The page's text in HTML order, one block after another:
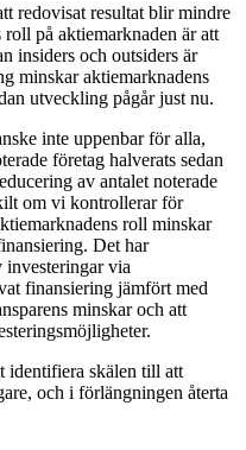
redovisat resultat blir mindre
på aktiemarknaden är att
insiders och outsiders är
minskar aktiemarknadens
utveckling pågår just nu.
inte uppenbar för alla,
företag halverats sedan
av antalet noterade
om vi kontrollerar för
roll minskar
Det har
via
finansiering jämfört med
minskar och att
skälen till att
och i förlängningen återta